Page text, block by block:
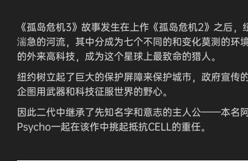
《孤岛危机3》故事发生在上作《孤岛危机2》之后
湍急的河流，其中分成为七个不同的和变化莫测的环
的外来高科技，成为这个星球上最致命的猎人。
纽约树立起了巨大的保护屏障来保护城市，政府宣传
企图用武器和科技征服世界的野心。
因此二代中继承了先知名字和意志的主人公——本名
Psycho一起在该作中挑起抵抗CELL的重任。